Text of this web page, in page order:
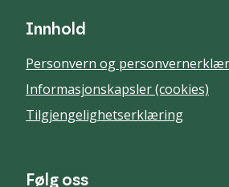
Innhold
Personvern og
Informasjonskapsler (cookies)
Tilgjengelighetserklæring
Følg oss